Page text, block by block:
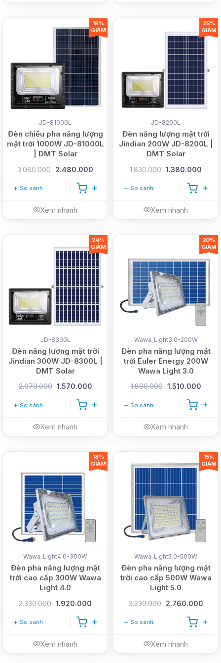
JD-81000L
Đèn chiếu pha năng lượng
mặt trời 1000W JD-81000L
| DMT Solar
3.080.000 2.480.000
So sánh
Xem nhanh
19%
GIẢM
JD-8200L
Đèn năng lượng mặt trời
Jindian 200W JD-8200L |
DMT Solar
1.830.000 1.380.000
So sánh
Xem nhanh
25%
GIẢM
JD-8300L
Đèn năng lượng mặt trời
Jindian 300W JD-8300L |
DMT Solar
2.070.000 1.570.000
So sánh
Xem nhanh
24%
GIẢM
Wawa_Light3.0-200W
Đèn pha năng lượng mặt
trời Euler Energy 200W
Wawa Light 3.0
1.890.000 1.510.000
So sánh
Xem nhanh
20%
GIẢM
Wawa_Light4.0-300W
Đèn pha năng lượng mặt
trời cao cấp 300W Wawa
Light 4.0
2.330.000 1.920.000
So sánh
Xem nhanh
18%
GIẢM
Wawa_Light5.0-500W
Đèn pha năng lượng mặt
trời cao cấp 500W Wawa
Light 5.0
3.230.000 2.760.000
So sánh
Xem nhanh
15%
GIẢM